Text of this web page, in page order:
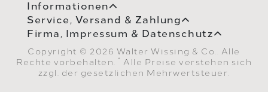
Informationen
Service, Versand & Zahlung
Firma, Impressum & Datenschutz
Copyright © 2026 Walter Wissing & Co.. Alle
Rechte vorbehalten.
* Alle Preise verstehen sich
zzgl. der gesetzlichen Mehrwertsteuer.